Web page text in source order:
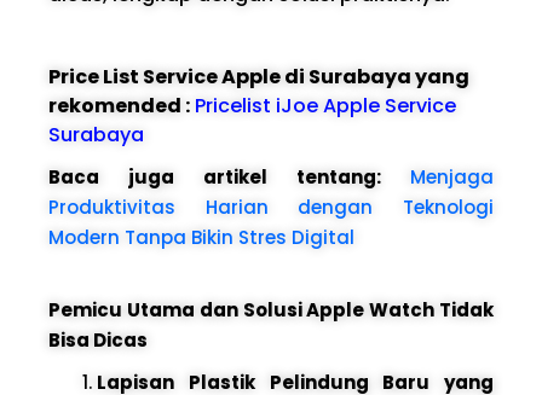
Price List Service Apple di Surabaya yang
rekomended : Pricelist iJoe Apple Service
Surabaya
Baca juga artikel tentang: Menjaga
Produktivitas Harian dengan Teknologi
Modern Tanpa Bikin Stres Digital
Pemicu Utama dan Solusi Apple Watch Tidak
Bisa Dicas
Lapisan Plastik Pelindung Baru yang